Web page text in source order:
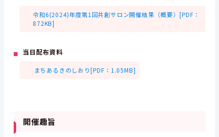
令和6(2024)年度第1回共創サロン開催結果（概要）[PDF：
872KB]
当日配布資料
まちあるきのしおり[PDF：1.05MB]
開催趣旨